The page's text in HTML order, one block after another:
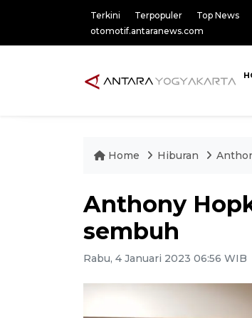
Terkini Terpopuler Top News
otomotif.antaranews.com
Home Hiburan
Anthony
sembuh
Rabu, 4 Januari 2023 06:56 WIB